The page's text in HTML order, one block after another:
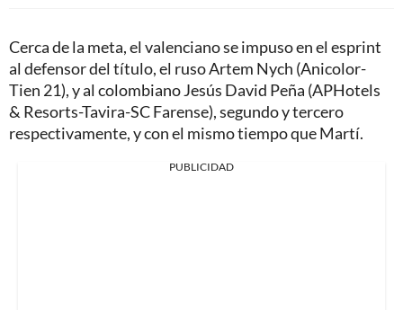
Cerca de la meta, el valenciano se impuso en el esprint
al defensor del título, el ruso Artem Nych (Anicolor-
Tien 21), y al colombiano Jesús David Peña (APHotels
& Resorts-Tavira-SC Farense), segundo y tercero
respectivamente, y con el mismo tiempo que Martí.
PUBLICIDAD